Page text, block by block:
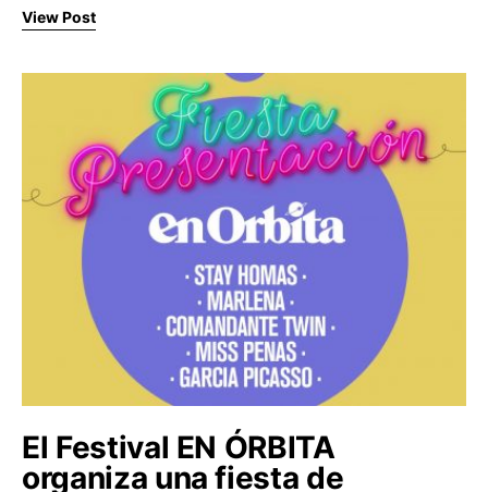
View Post
El Festival EN ÓRBITA
organiza una fiesta de